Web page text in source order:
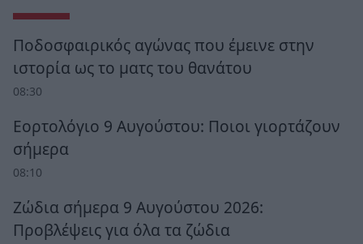
Ποδοσφαιρικός αγώνας που έμεινε στην
ιστορία ως το ματς του θανάτου
08:30
Εορτολόγιο 9 Αυγούστου: Ποιοι γιορτάζουν
σήμερα
08:10
Ζώδια σήμερα 9 Αυγούστου 2026:
Προβλέψεις για όλα τα ζώδια